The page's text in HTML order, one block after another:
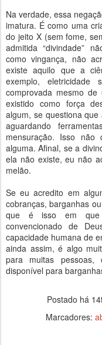
Na verdade, essa
imatura. É como uma
do jeito X (sem fome,
admitida “divindade”
como vingança, não
existe aquilo que a
exemplo,
comprovada mesmo
existido como força
algum, se questiona
aguardando
mensuração. Isso
alguma. Afinal, se a
ela não existe, eu não
melão.
Se eu acredito em
cobranças, barganhas
que é isso em que
convencionado de
capacidade humana de
ainda assim, é algo
para muitas pessoas,
disponível para
Postado há
Marcadores: